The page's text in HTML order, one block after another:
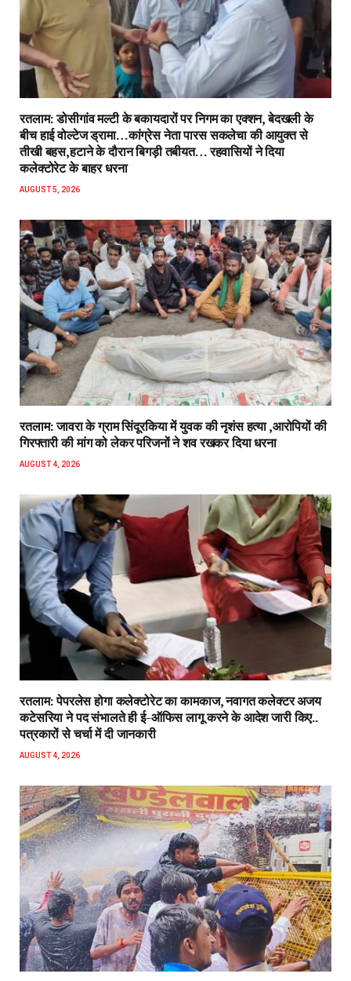
रतलाम: डोसीगांव मल्टी के बकायदारों पर निगम का एक्शन, बेदखली के
बीच हाई वोल्टेज ड्रामा…कांग्रेस नेता पारस सकलेचा की आयुक्त से
तीखी बहस,हटाने के दौरान बिगड़ी तबीयत… रहवासियों ने दिया
कलेक्टोरेट के बाहर धरना
AUGUST 5, 2026
रतलाम: जावरा के ग्राम सिंदूरकिया में युवक की नृशंस हत्या ,आरोपियों की
गिरफ्तारी की मांग को लेकर परिजनों ने शव रखकर दिया धरना
AUGUST 4, 2026
रतलाम: पेपरलेस होगा कलेक्टोरेट का कामकाज, नवागत कलेक्टर अजय
कटेसरिया ने पद संभालते ही ई-ऑफिस लागू करने के आदेश जारी किए..
पत्रकारों से चर्चा में दी जानकारी
AUGUST 4, 2026